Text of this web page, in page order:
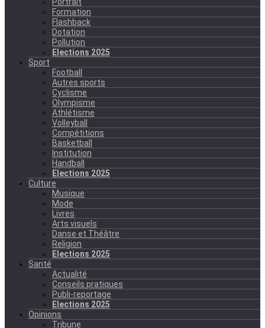
Formation
Flashback
Dotation
Pollution
Elections 2025
Sport
Football
Autres sports
Cyclisme
Olympisme
Athlétisme
Volleyball
Compétitions
Basketball
Institution
Handball
Elections 2025
Culture
Musique
Mode
Livres
Arts visuels
Danse et Théâtre
Religion
Elections 2025
Santé
Actualité
Conseils pratiques
Publi-reportage
Elections 2025
Opinions
Tribune